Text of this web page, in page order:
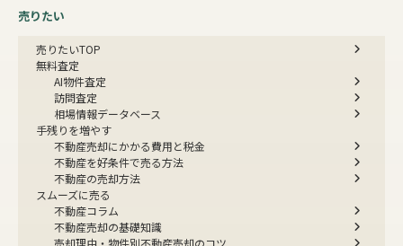
売りたい
売りたいTOP
無料査定
AI物件査定
訪問査定
相場情報データベース
手残りを増やす
不動産売却にかかる費用と税金
不動産を好条件で売る方法
不動産の売却方法
スムーズに売る
不動産コラム
不動産売却の基礎知識
売却理由・物件別不動産売却のコツ